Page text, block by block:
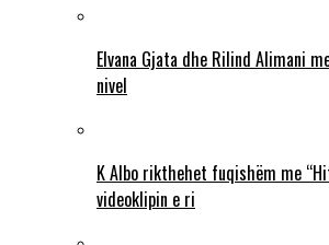
Elvana Gjata dhe Rilind Alimani
nivel
K Albo rikthehet fuqishëm me
videoklipin e ri